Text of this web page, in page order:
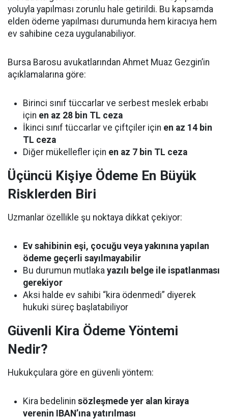
yoluyla yapılması zorunlu hale getirildi. Bu kapsamda
elden ödeme yapılması durumunda hem kiracıya hem
ev sahibine ceza uygulanabiliyor.
Bursa Barosu avukatlarından Ahmet Muaz Gezgin’in
açıklamalarına göre:
Birinci sınıf tüccarlar ve serbest meslek erbabı
için en az 28 bin TL ceza
İkinci sınıf tüccarlar ve çiftçiler için en az 14 bin
TL ceza
Diğer mükellefler için en az 7 bin TL ceza
Üçüncü Kişiye Ödeme En Büyük
Risklerden Biri
Uzmanlar özellikle şu noktaya dikkat çekiyor:
Ev sahibinin eşi, çocuğu veya yakınına yapılan
ödeme geçerli sayılmayabilir
Bu durumun mutlaka yazılı belge ile ispatlanması
gerekiyor
Aksi halde ev sahibi “kira ödenmedi” diyerek
hukuki süreç başlatabiliyor
Güvenli Kira Ödeme Yöntemi
Nedir?
Hukukçulara göre en güvenli yöntem:
Kira bedelinin sözleşmede yer alan kiraya
verenin IBAN’ına yatırılması